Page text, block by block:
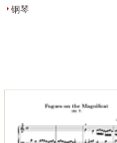
钢琴